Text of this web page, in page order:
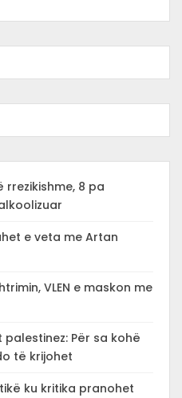
rrezikishme, 8 pa
e veta me Artan
VLEN e maskon me
Për sa kohë
të krijohet
ku kritika pranohet